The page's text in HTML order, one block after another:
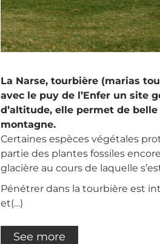
La Narse, tourbière (marias
avec le puy de l’Enfer un site
d’altitude, elle permet de
montagne.
Certaines espèces végétales
partie des plantes fossiles
glacière au cours de laquelle
Pénétrer dans la tourbière est
et(…)
See more